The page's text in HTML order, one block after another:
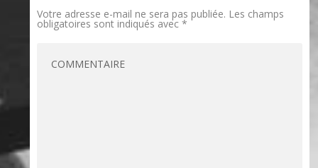
Votre adresse e-mail ne sera pas publiée. Les champs
obligatoires sont indiqués avec*